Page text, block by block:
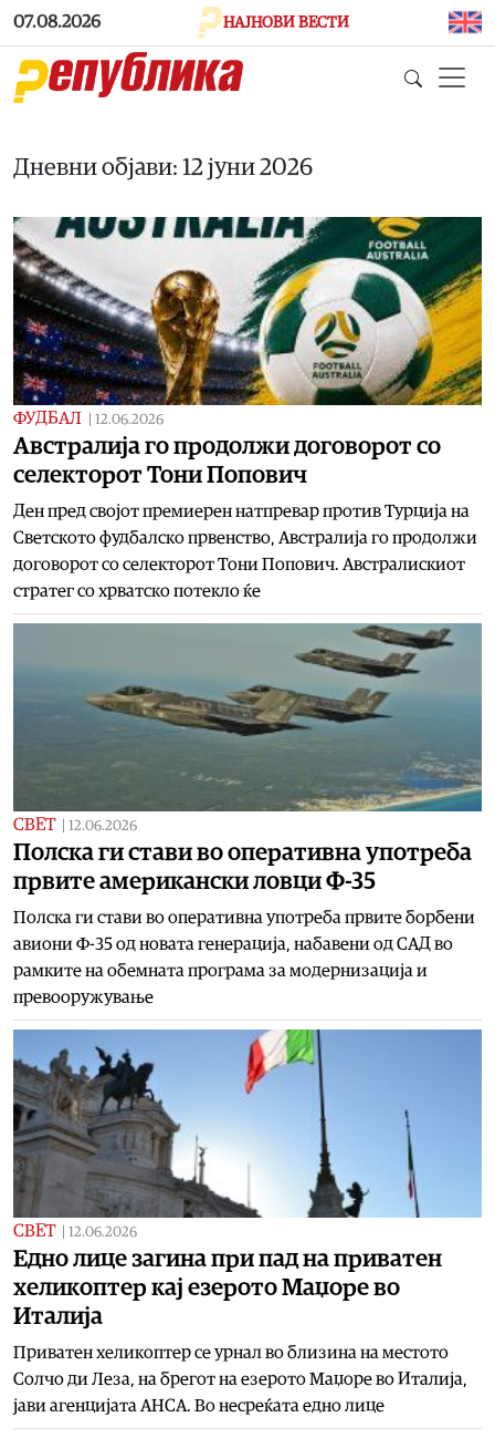
Skip to main content
07.08.2026 НАЈНОВИ ВЕСТИ
Дневни објави: 12 јуни 2026
ФУДБАЛ 12.06.2026
Aвстралија го продолжи договорот со
селекторот Тони Попович
Ден пред својот премиерен натпревар против Турција на
Светското фудбалско првенство, Австралија го продолжи
договорот со селекторот Тони Попович. Австралискиот
стратег со хрватско потекло ќе
СВЕТ 12.06.2026
Полска ги стави во оперативна употреба
првите американски ловци Ф-35
Полска ги стави во оперативна употреба првите борбени
авиони Ф-35 од новата генерација, набавени од САД во
рамките на обемната програма за модернизација и
превооружување
СВЕТ 12.06.2026
Едно лице загина при пад на приватен
хеликоптер кај езерото Маџоре во
Италија
Приватен хеликоптер се урнал во близина на местото
Солчо ди Леза, на брегот на езерото Маџоре во Италија,
јави агенцијата АНСА. Во несреќата едно лице